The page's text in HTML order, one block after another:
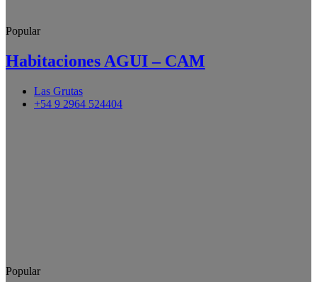
Popular
Habitaciones AGUI – CAM
Las Grutas
+54 9 2964 524404
Popular